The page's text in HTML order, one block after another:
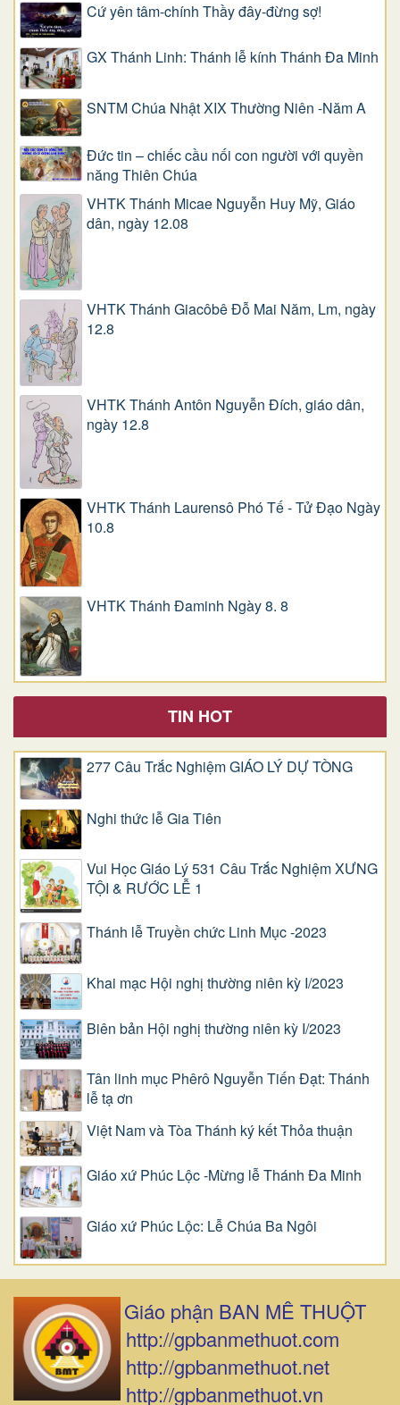
Cứ yên tâm-chính Thầy đây-đừng sợ!
GX Thánh Linh: Thánh lễ kính Thánh Đa Minh
SNTM Chúa Nhật XIX Thường Niên -Năm A
Đức tin – chiếc cầu nối con người với quyền
năng Thiên Chúa
VHTK Thánh Micae Nguyễn Huy Mỹ, Giáo
dân, ngày 12.08
VHTK Thánh Giacôbê Ðỗ Mai Năm, Lm, ngày
12.8
VHTK Thánh Antôn Nguyễn Ðích, giáo dân,
ngày 12.8
VHTK Thánh Laurensô Phó Tế - Tử Đạo Ngày
10.8
VHTK Thánh Đaminh Ngày 8. 8
TIN HOT
277 Câu Trắc Nghiệm GIÁO LÝ DỰ TÒNG
Nghi thức lễ Gia Tiên
Vui Học Giáo Lý 531 Câu Trắc Nghiệm XƯNG
TỘI & RƯỚC LỄ 1
Thánh lễ Truyền chức Linh Mục -2023
Khai mạc Hội nghị thường niên kỳ I/2023
Biên bản Hội nghị thường niên kỳ I/2023
Tân linh mục Phêrô Nguyễn Tiến Đạt: Thánh
lễ tạ ơn
Việt Nam và Tòa Thánh ký kết Thỏa thuận
Giáo xứ Phúc Lộc -Mừng lễ Thánh Đa Minh
Giáo xứ Phúc Lộc: Lễ Chúa Ba Ngôi
Giáo phận BAN MÊ THUỘT
http://gpbanmethuot.com
http://gpbanmethuot.net
http://gpbanmethuot.vn